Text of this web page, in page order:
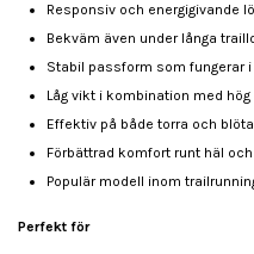
Responsiv och energigivande
Bekväm även under långa
Stabil passform som fungerar
Låg vikt i kombination med
Effektiv på både torra och
Förbättrad komfort runt häl
Populär modell inom
Perfekt för